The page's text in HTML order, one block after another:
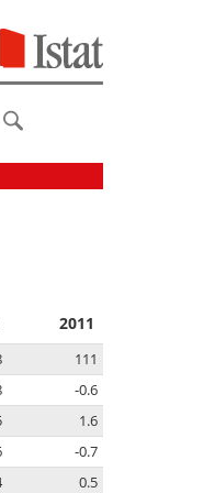
2011
111
-0.6
1.6
-0.7
0.5